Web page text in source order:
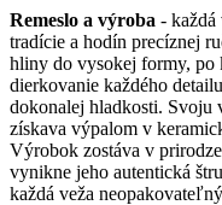
Remeslo a výroba -
tradície a hodín precíznej
hliny do vysokej formy, po
dierkovanie každého
dokonalej hladkosti. Svoju
získava výpalom v
Výrobok zostáva v
vynikne jeho autentická
každá veža